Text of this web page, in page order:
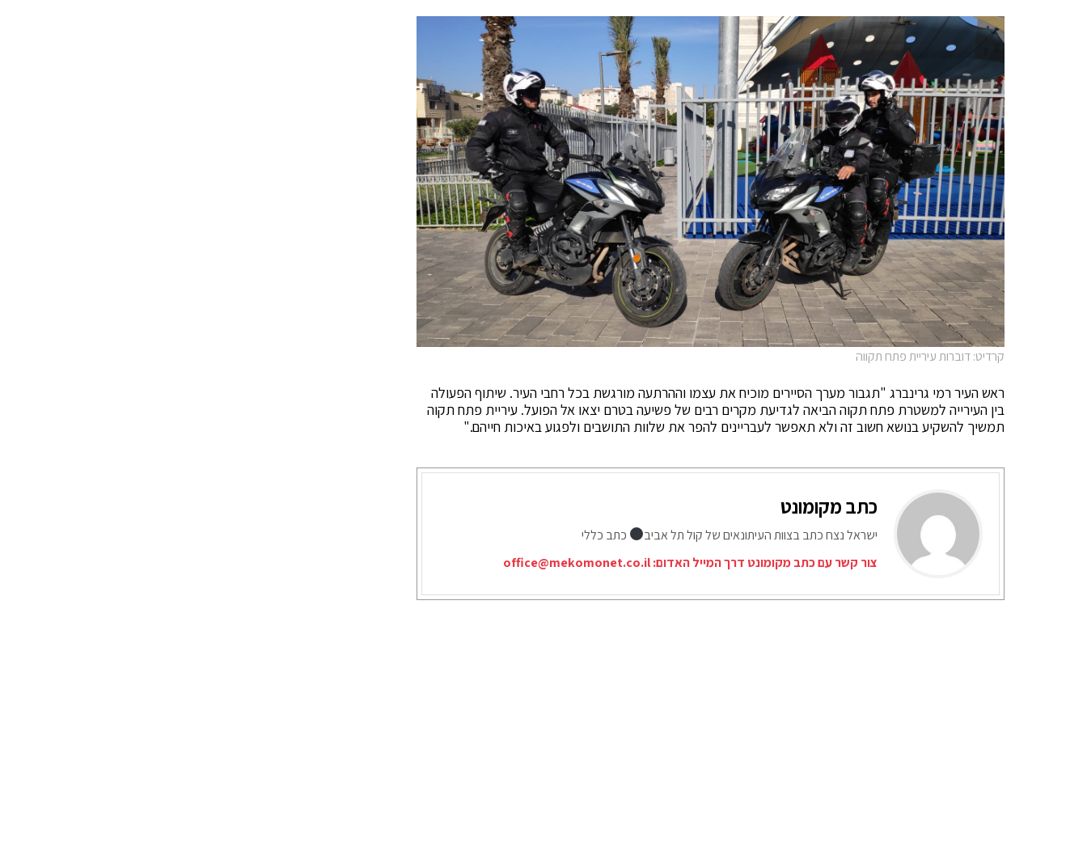
קרדיט: דוברות עיריית פתח תקווה
ראש העיר רמי גרינברג "תגבור מערך הסיירים מוכיח את עצמו וההרתעה מורגשת בכל רחבי העיר. שיתוף הפעולה
בין העירייה למשטרת פתח תקוה הביאה לגדיעת מקרים רבים של פשיעה בטרם יצאו אל הפועל. עיריית פתח תקוה
תמשיך להשקיע בנושא חשוב זה ולא תאפשר לעבריינים להפר את שלוות התושבים ולפגוע באיכות חייהם."
כתב מקומונט
ישראל נצח כתב בצוות העיתונאים של קול תל אביב
כתב כללי
צור קשר עם כתב מקומונט דרך המייל האדום:office@mekomonet.co.il